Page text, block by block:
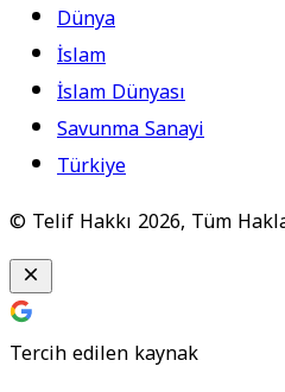
Dünya
İslam
İslam Dünyası
Savunma Sanayi
Türkiye
© Telif Hakkı 2026, Tüm
Tercih edilen kaynak